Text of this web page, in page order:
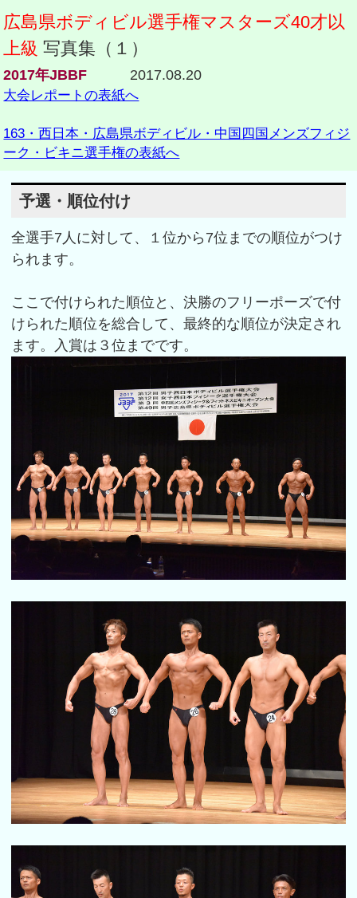
広島県ボディビル選手権マスターズ40才以
上級 写真集（１）
2017年JBBF 2017.08.20
大会レポートの表紙へ
163・西日本・広島県ボディビル・中国四国メンズフィジ
ーク・ビキニ選手権の表紙へ
予選・順位付け
全選手7人に対して、１位から7位までの順位がつけ
られます。
ここで付けられた順位と、決勝のフリーポーズで付
けられた順位を総合して、最終的な順位が決定され
ます。入賞は３位までです。